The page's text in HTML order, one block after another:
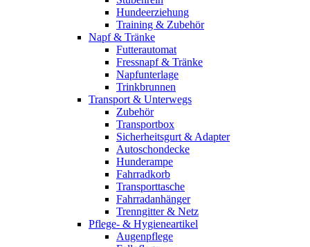
Hundeerziehung
Training & Zubehör
Napf & Tränke
Futterautomat
Fressnapf & Tränke
Napfunterlage
Trinkbrunnen
Transport & Unterwegs
Zubehör
Transportbox
Sicherheitsgurt & Adapter
Autoschondecke
Hunderampe
Fahrradkorb
Transporttasche
Fahrradanhänger
Trenngitter & Netz
Pflege- & Hygieneartikel
Augenpflege